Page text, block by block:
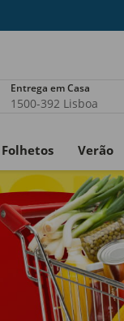
Entrega em Casa
1500-392 Lisboa
Folhetos Verão